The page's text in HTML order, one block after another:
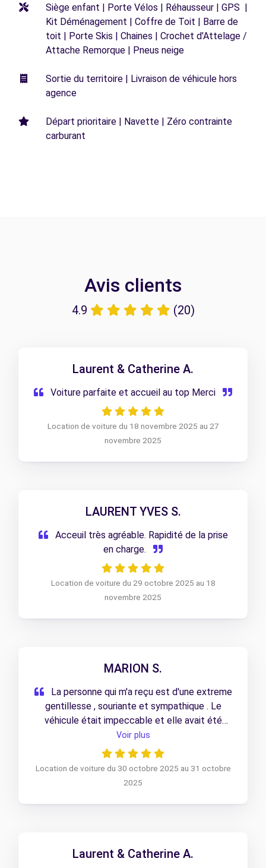
Siège enfant | Porte Vélos | Réhausseur | GPS |
Kit Déménagement | Coffre de Toit | Barre de
toit | Porte Skis | Chaines | Crochet d'Attelage /
Attache Remorque | Pneus neige
Sortie du territoire | Livraison de véhicule hors
agence
Départ prioritaire | Navette | Zéro contrainte
carburant
Avis clients
4.9 (20)
Laurent & Catherine A.
Voiture parfaite et accueil au top Merci
Location de voiture du 18 novembre 2025 au 27
novembre 2025
LAURENT YVES S.
Acceuil très agréable. Rapidité de la prise
en charge.
Location de voiture du 29 octobre 2025 au 18
novembre 2025
MARION S.
La personne qui m'a reçu est d'une extreme
gentillesse , souriante et sympathique . Le
véhicule était impeccable et elle avait été
préparé ce qui est un gain de temps. Je
recommande la succursale de Toulouse
Montaudran .
Voir plus
Location de voiture du 30 octobre 2025 au 31 octobre
2025
Laurent & Catherine A.